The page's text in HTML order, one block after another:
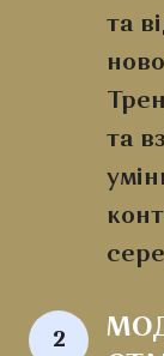
та
та
2